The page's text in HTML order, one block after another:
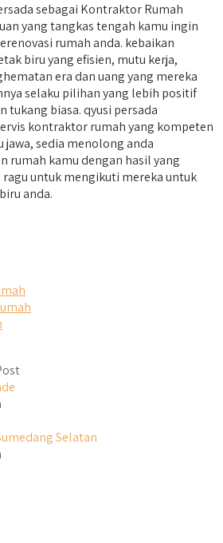
sebagai Kontraktor Rumah
yang tangkas tengah kamu ingin
rumah anda. kebaikan
biru yang efisien, mutu kerja,
era dan uang yang mereka
selaku pilihan yang lebih positif
tukang biasa. qyusi persada
kontraktor rumah yang kompeten
jawa, sedia menolong anda
rumah kamu dengan hasil yang
untuk mengikuti mereka untuk
anda.
Selatan